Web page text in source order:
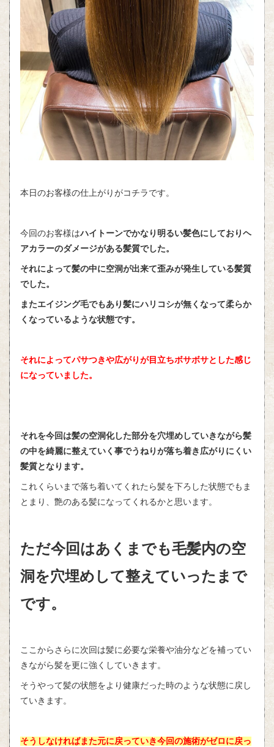
本日のお客様の仕上がりがコチラです。
今回のお客様はハイトーンでかなり明るい髪色にしておりヘ
アカラーのダメージがある髪質でした。
それによって髪の中に空洞が出来て歪みが発生している髪質
でした。
またエイジング毛でもあり髪にハリコシが無くなって柔らか
くなっているような状態です。
それによってパサつきや広がりが目立ちボサボサとした感じ
になっていました。
それを今回は髪の空洞化した部分を穴埋めしていきながら髪
の中を綺麗に整えていく事でうねりが落ち着き広がりにくい
髪質となります。
これくらいまで落ち着いてくれたら髪を下ろした状態でもま
とまり、艶のある髪になってくれるかと思います。
ただ今回はあくまでも毛髪内の空
洞を穴埋めして整えていったまで
です。
ここからさらに次回は髪に必要な栄養や油分などを補ってい
きながら髪を更に強くしていきます。
そうやって髪の状態をより健康だった時のような状態に戻し
ていきます。
そうしなければまた元に戻っていき今回の施術がゼロに戻っ